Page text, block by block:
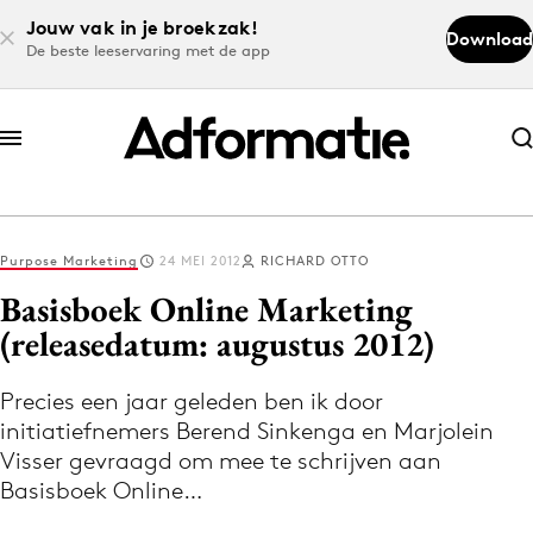
Jouw vak in je broekzak!
De beste leeservaring met de app
Download
Abonneer nu
Abonneer nu
Log in
Download de app
Volg het laatste nieuws via de Adformatie
Nieuws app
Purpose Marketing 24 MEI 2012 RICHARD OTTO
Basisboek Online Marketing
(releasedatum: augustus 2012)
Precies een jaar geleden ben ik door
initiatiefnemers Berend Sinkenga en Marjolein
Visser gevraagd om mee te schrijven aan
Basisboek Online…